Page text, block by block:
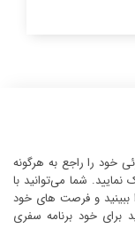
خود را راجع به هرگونه
شما می‌توانید با
ببینید و فرصت های خود
برای خود برنامه سفری